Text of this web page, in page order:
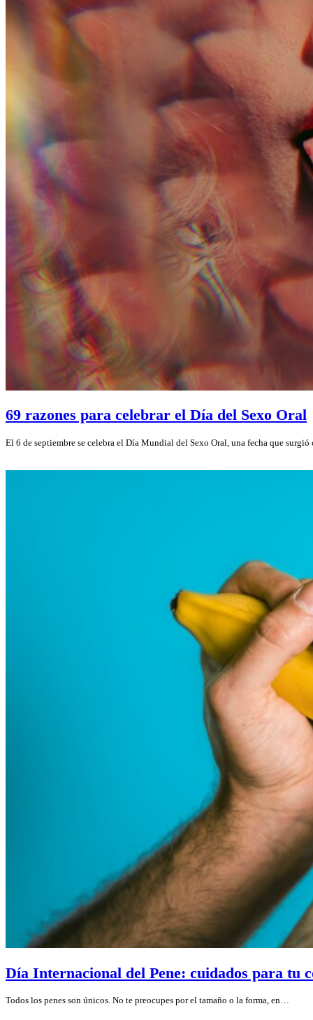
69 razones para celebrar el Día del Sexo Oral
El 6 de septiembre se celebra el Día Mundial del Sexo Oral, una fecha que
Día Internacional del Pene: cuidados para tu
Todos los penes son únicos. No te preocupes por el tamaño o la forma, en…